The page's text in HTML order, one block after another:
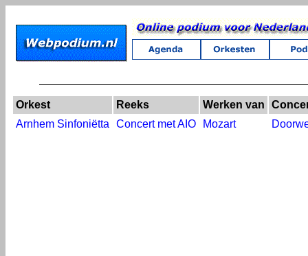
Orkest Reeks Werken van
Arnhem Sinfoniëtta
Concert met AIO Mozart